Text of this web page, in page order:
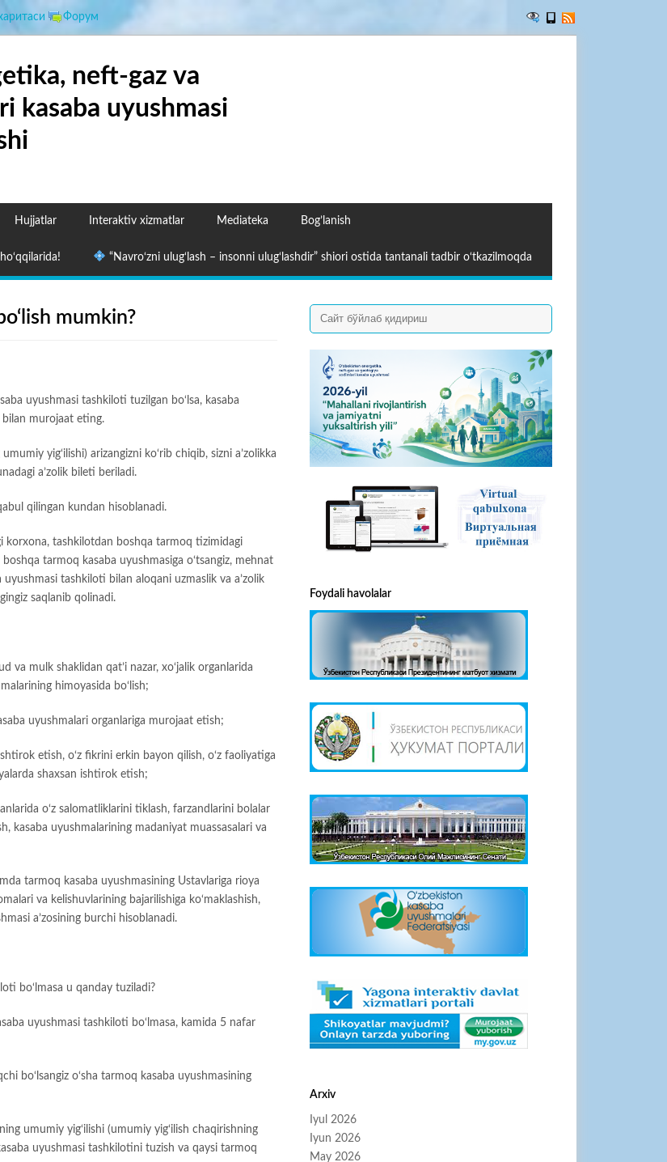
Форум
neft-gaz va
kasaba uyushmasi
Hujjatlar Interaktiv xizmatlar Mediateka Bog’lanish
“Navro‘zni ulug‘lash – insonni ulug‘lashdir” shiori ostida tantanali tadbir o‘tkazilmoqda
mumkin?
uyushmasi tashkiloti tuzilgan bo‘lsa, kasaba
bilan murojaat eting.
yig‘ilishi) arizangizni ko‘rib chiqib, sizni a’zolikka
a’zolik bileti beriladi.
qilingan kundan hisoblanadi.
korxona, tashkilotdan boshqa tarmoq tizimidagi
tarmoq kasaba uyushmasiga o‘tsangiz, mehnat
tashkiloti bilan aloqani uzmaslik va a’zolik
saqlanib qolinadi.
va mulk shaklidan qat’i nazar, xo‘jalik organlarida
himoyasida bo‘lish;
uyushmalari organlariga murojaat etish;
etish, o‘z fikrini erkin bayon qilish, o‘z faoliyatiga
shaxsan ishtirok etish;
o‘z salomatliklarini tiklash, farzandlarini bolalar
kasaba uyushmalarining madaniyat muassasalari va
tarmoq kasaba uyushmasining Ustavlariga rioya
va kelishuvlarining bajarilishiga ko‘maklashish,
a’zosining burchi hisoblanadi.
bo‘lmasa u qanday tuziladi?
uyushmasi tashkiloti bo‘lmasa, kamida 5 nafar
bo‘lsangiz o‘sha tarmoq kasaba uyushmasining
umumiy yig‘ilishi (umumiy yig‘ilish chaqirishning
uyushmasi tashkilotini tuzish va qaysi tarmoq
Foydali havolalar
Arxiv
Iyul 2026
Iyun 2026
May 2026